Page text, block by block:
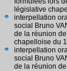
législative
interpellation
social Bruno
de la réunion
chapelloise du
interpellation
social Bruno
de la réunion